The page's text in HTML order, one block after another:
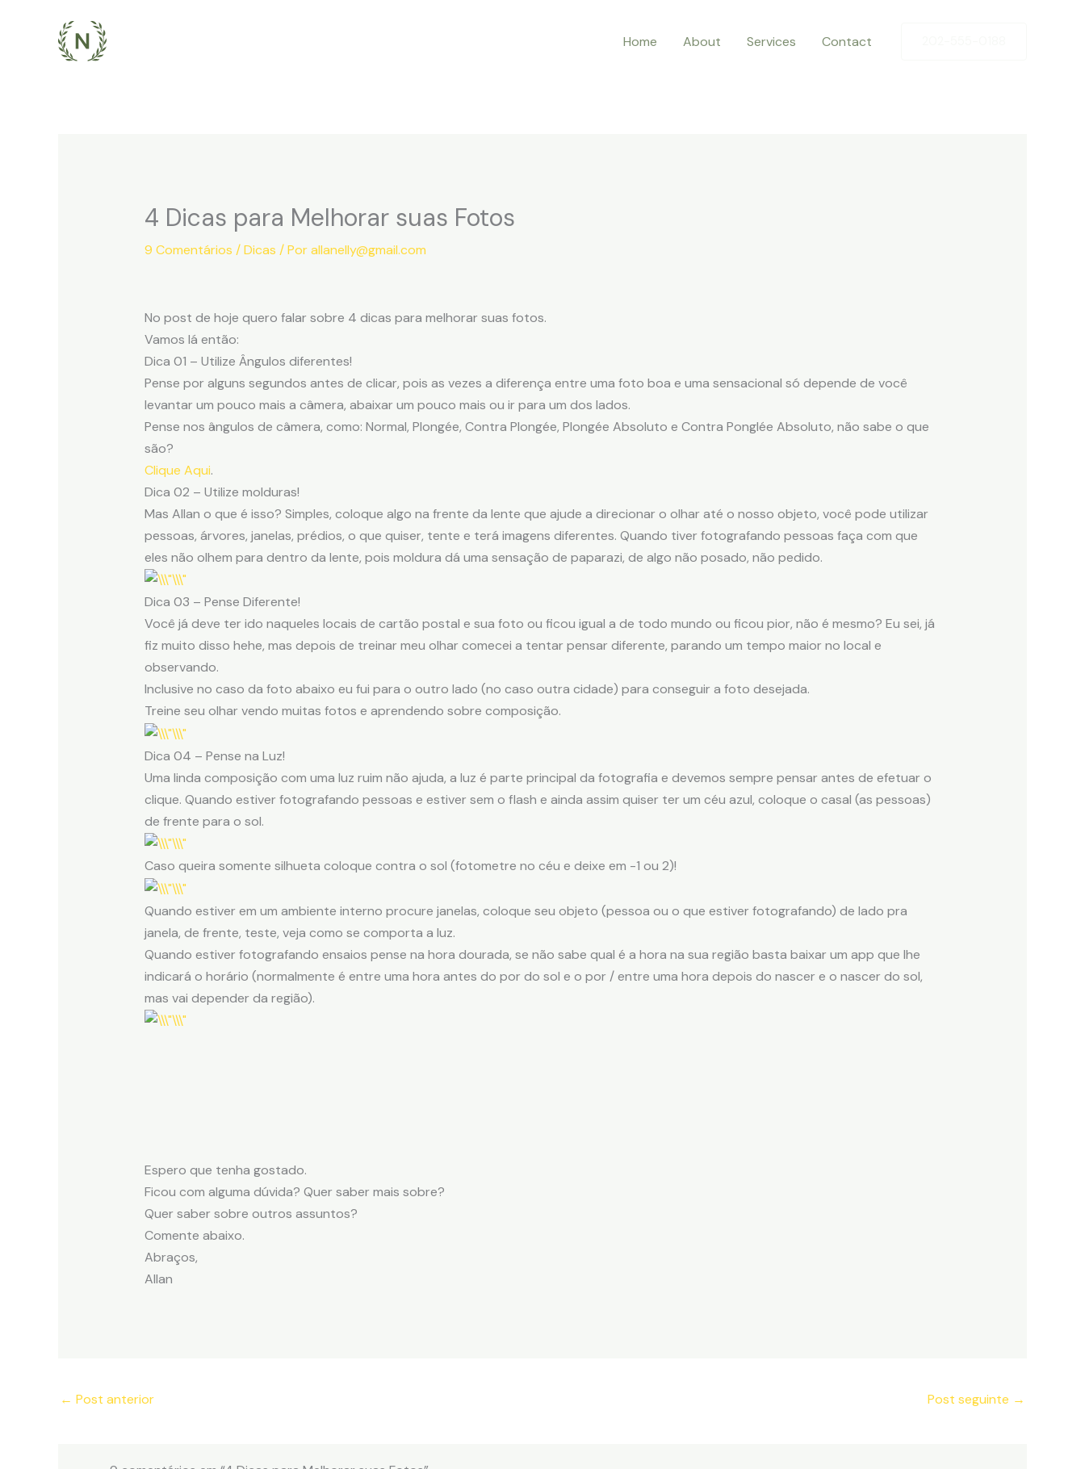
Home About Services Contact
4 Dicas para Melhorar suas Fotos
9 Comentários /Dicas / Porallanelly@gmail.com
No post de hoje quero falar sobre 4 dicas para melhorar suas fotos.
Vamos lá então:
Dica 01 – Utilize Ângulos diferentes!
Pense por alguns segundos antes de clicar, pois as vezes a diferença entre uma foto boa e uma sensacional só depende de você
levantar um pouco mais a câmera, abaixar um pouco mais ou ir para um dos lados.
Pense nos ângulos de câmera, como: Normal, Plongée, Contra Plongée, Plongée Absoluto e Contra Ponglée Absoluto, não sabe o que
são?
Clique Aqui.
Dica 02 – Utilize molduras!
Mas Allan o que é isso? Simples, coloque algo na frente da lente que ajude a direcionar o olhar até o nosso objeto, você pode utilizar
pessoas, árvores, janelas, prédios, o que quiser, tente e terá imagens diferentes. Quando tiver fotografando pessoas faça com que
eles não olhem para dentro da lente, pois moldura dá uma sensação de paparazi, de algo não posado, não pedido.
Dica 03 – Pense Diferente!
Você já deve ter ido naqueles locais de cartão postal e sua foto ou ficou igual a de todo mundo ou ficou pior, não é mesmo? Eu sei, já
fiz muito disso hehe, mas depois de treinar meu olhar comecei a tentar pensar diferente, parando um tempo maior no local e
observando.
Inclusive no caso da foto abaixo eu fui para o outro lado (no caso outra cidade) para conseguir a foto desejada.
Treine seu olhar vendo muitas fotos e aprendendo sobre composição.
Dica 04 – Pense na Luz!
Uma linda composição com uma luz ruim não ajuda, a luz é parte principal da fotografia e devemos sempre pensar antes de efetuar o
clique. Quando estiver fotografando pessoas e estiver sem o flash e ainda assim quiser ter um céu azul, coloque o casal (as pessoas)
de frente para o sol.
Caso queira somente silhueta coloque contra o sol (fotometre no céu e deixe em -1 ou 2)!
Quando estiver em um ambiente interno procure janelas, coloque seu objeto (pessoa ou o que estiver fotografando) de lado pra
janela, de frente, teste, veja como se comporta a luz.
Quando estiver fotografando ensaios pense na hora dourada, se não sabe qual é a hora na sua região basta baixar um app que lhe
indicará o horário (normalmente é entre uma hora antes do por do sol e o por / entre uma hora depois do nascer e o nascer do sol,
mas vai depender da região).
Espero que tenha gostado.
Ficou com alguma dúvida? Quer saber mais sobre?
Quer saber sobre outros assuntos?
Comente abaixo.
Abraços,
Allan
← Post anterior Post seguinte →